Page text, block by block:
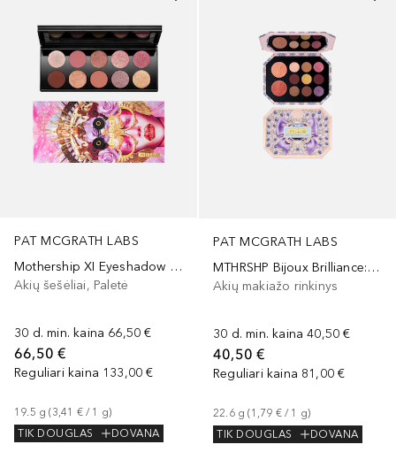
PAT MCGRATH LABS
Mothership XI Eyeshadow Palette: Sunlit Seduction
Akių šešėliai, Paletė
30 d. min. kaina 66,50 €
66,50 €
Reguliari kaina 133,00 €
19.5 g (3,41 € / 1 g)
TIK DOUGLAS
DOVANA
PAT MCGRATH LABS
MTHRSHP Bijoux Brilliance: Starstruck Splendor Full Face Palette
Akių makiažo rinkinys
30 d. min. kaina 40,50 €
40,50 €
Reguliari kaina 81,00 €
22.6 g (1,79 € / 1 g)
TIK DOUGLAS
DOVANA